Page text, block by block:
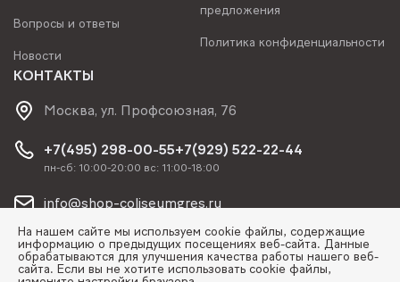
Вопросы и ответы
Новости
предложения
Политика конфиденциальности
КОНТАКТЫ
Москва, ул. Профсоюзная, 76
+7(495) 298-00-55+7(929) 522-22-44
пн-сб: 10:00-20:00 вс: 11:00-18:00
info@shop-coliseumgres.ru
На нашем сайте мы используем cookie файлы, содержащие
информацию о предыдущих посещениях веб-сайта. Данные
обрабатываются для улучшения качества работы нашего веб-
сайта. Если вы не хотите использовать cookie файлы,